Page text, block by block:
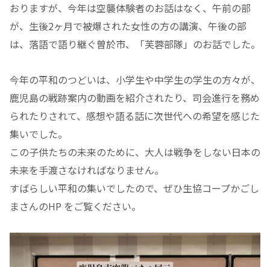
おりますが、今年は空襲体験者のお話はなく、午前の部
が、生後2ヶ月で被爆された女性の方の講演、午後の部
は、落語で語り継ぐ曽於市、「芙蓉部隊」のお話でした。
今年の平和のつどいは、小学生や中学生の学生の方々が、
鹿児島の戦跡案内の動画を紹介されたり、司会進行を務め
られたりされて、感想や語る話に次世代への希望を感じた
集いでした。
この子供たちの未来のために、大人は戦争をしない日本の
未来を手渡さなければなりません。
すばらしい平和の集いでしたので、ぜひ生協コープかごし
まさんのHP をご覧ください。